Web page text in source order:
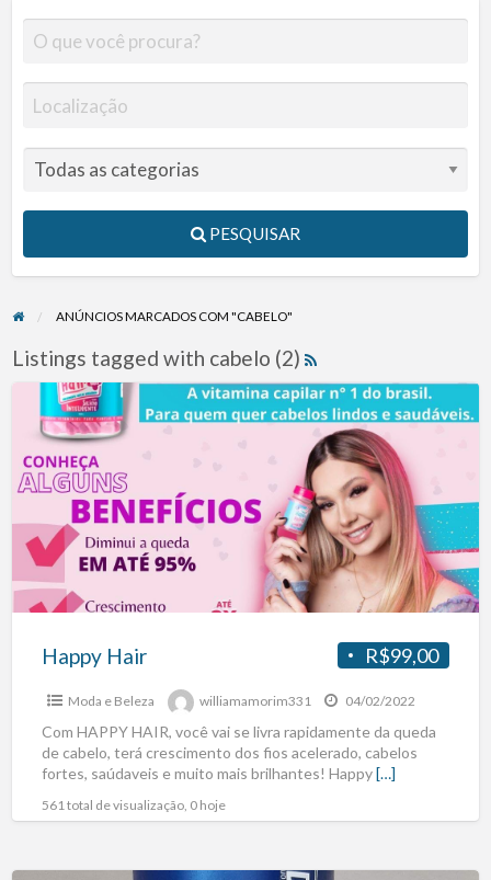
PESQUISAR
ANÚNCIOS MARCADOS COM "CABELO"
Listings tagged with cabelo (2)
R$99,00
Happy Hair
Moda e Beleza williamamorim331 04/02/2022
Com HAPPY HAIR, você vai se livra rapidamente da queda
de cabelo, terá crescimento dos fios acelerado, cabelos
fortes, saúdaveis e muito mais brilhantes! Happy[…]
561 total de visualização, 0 hoje